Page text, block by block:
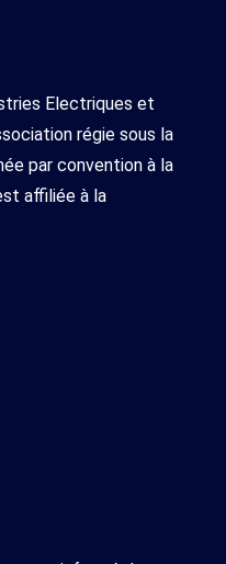
Electriques et
régie sous la
par convention à la
affiliée à la